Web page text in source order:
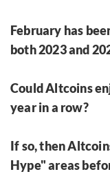
February has
both 2023 and
Could Altcoins
year in a row?
If so, then
Hype" areas